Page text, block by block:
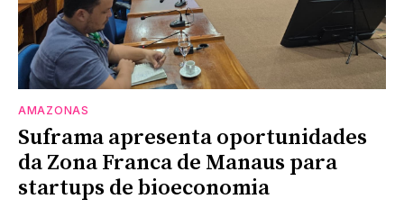
AMAZONAS
Suframa apresenta oportunidades
da Zona Franca de Manaus para
startups de bioeconomia